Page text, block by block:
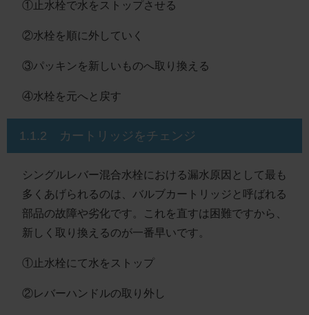
①止水栓で水をストップさせる
②水栓を順に外していく
③パッキンを新しいものへ取り換える
④水栓を元へと戻す
1.1.2 カートリッジをチェンジ
シングルレバー混合水栓における漏水原因として最も
多くあげられるのは、バルブカートリッジと呼ばれる
部品の故障や劣化です。これを直すは困難ですから、
新しく取り換えるのが一番早いです。
①止水栓にて水をストップ
②レバーハンドルの取り外し